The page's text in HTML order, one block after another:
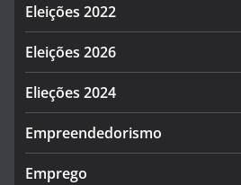
Eleições 2022
Eleições 2026
Elieções 2024
Empreendedorismo
Emprego